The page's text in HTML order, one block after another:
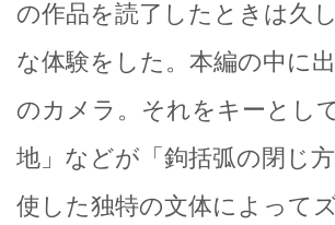
の作品を読了したときは久
な体験をした。本編の中に
のカメラ。それをキーとし
地」などが「鉤括弧の閉じ
使した独特の文体によって